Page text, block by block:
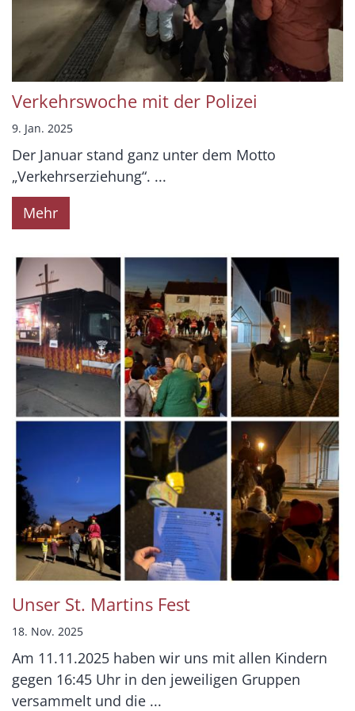
Verkehrswoche mit der Polizei
9. Jan. 2025
Der Januar stand ganz unter dem Motto
„Verkehrserziehung“. ...
Mehr
Unser St. Martins Fest
18. Nov. 2025
Am 11.11.2025 haben wir uns mit allen Kindern
gegen 16:45 Uhr in den jeweiligen Gruppen
versammelt und die ...